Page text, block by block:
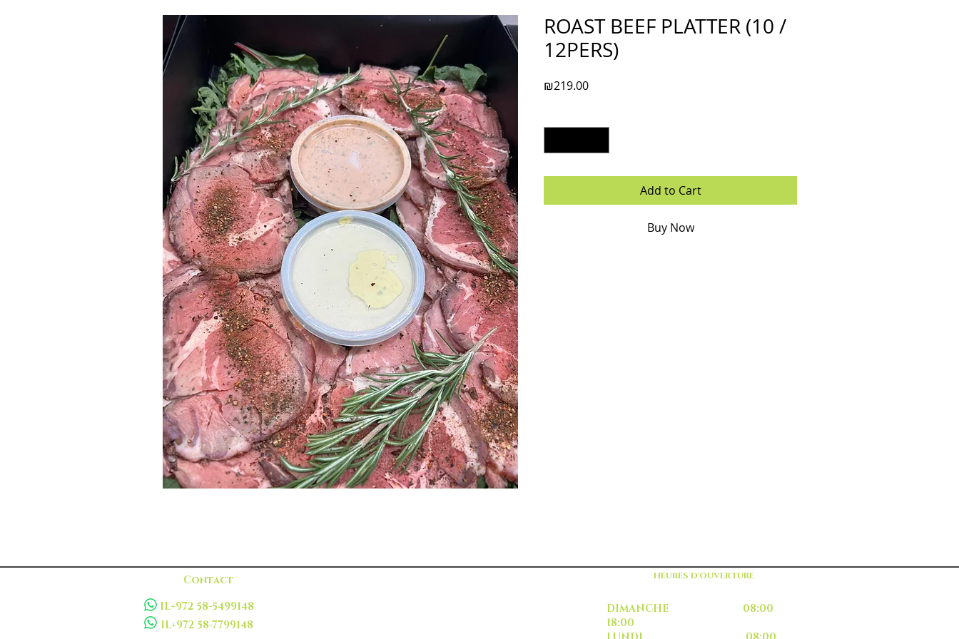
ROAST BEEF PLATTER (10 /
12PERS)
₪219.00Price
Add to Cart
Buy Now
Contact
IL+972 58-5499148
IL+972 58-7799148
HEURES D'OUVERTURE
DIMANCHE 08:00
18:00